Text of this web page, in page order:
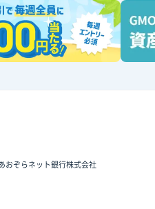
おぞらネット銀行株式会社